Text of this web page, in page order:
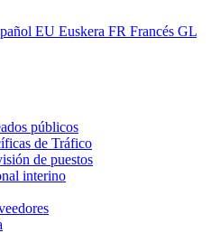
EU Euskera FR Francés GL
públicos
de Tráfico
de puestos
interino